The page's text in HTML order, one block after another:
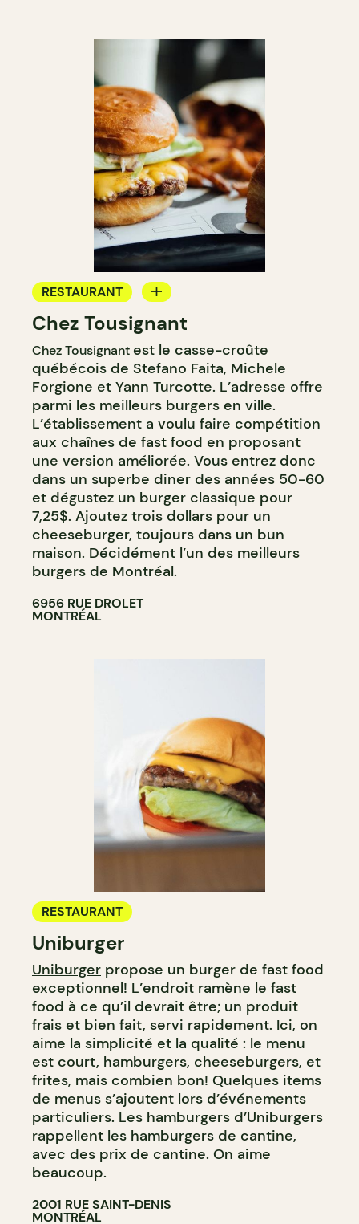
RESTAURANT
COMPTOIR
Chez Tousignant
Chez Tousignant est le casse-croûte
québécois de Stefano Faita, Michele
Forgione et Yann Turcotte. L’adresse offre
parmi les meilleurs burgers en ville.
L’établissement a voulu faire compétition
aux chaînes de fast food en proposant
une version améliorée. Vous entrez donc
dans un superbe diner des années 50-60
et dégustez un burger classique pour
7,25$. Ajoutez trois dollars pour un
cheeseburger, toujours dans un bun
maison. Décidément l’un des meilleurs
burgers de Montréal.
6956 RUE DROLET
MONTRÉAL
RESTAURANT
Uniburger
Uniburger propose un burger de fast food
exceptionnel! L’endroit ramène le fast
food à ce qu’il devrait être; un produit
frais et bien fait, servi rapidement. Ici, on
aime la simplicité et la qualité : le menu
est court, hamburgers, cheeseburgers, et
frites, mais combien bon! Quelques items
de menus s’ajoutent lors d’événements
particuliers. Les hamburgers d’Uniburgers
rappellent les hamburgers de cantine,
avec des prix de cantine. On aime
beaucoup.
2001 RUE SAINT-DENIS
MONTRÉAL